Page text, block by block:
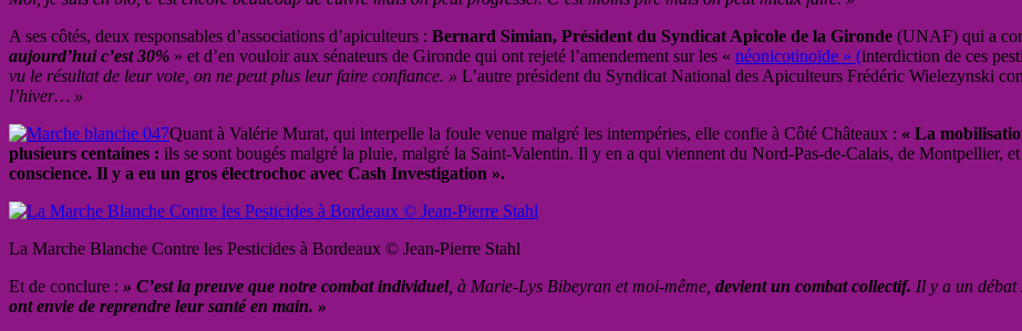
A ses côtés, deux responsables d’associations d’apiculteurs : Bernard Simian, Président du Syndicat Apicole de la Gironde (UNAF) qui a
aujourd’hui c’est 30% » et d’en vouloir aux sénateurs de Gironde qui ont rejeté l’amendement sur les « néonicotinoïde » (interdiction de ces
vu le résultat de leur vote, on ne peut plus leur faire confiance. » L’autre président du Syndicat National des Apiculteurs Frédéric Wielezynski
l’hiver… »
Quant à Valérie Murat, qui interpelle la foule venue malgré les intempéries, elle confie à Côté Châteaux : « La
plusieurs centaines : ils se sont bougés malgré la pluie, malgré la Saint-Valentin. Il y en a qui viennent du Nord-Pas-de-Calais, de Montpellier,
conscience. Il y a eu un gros électrochoc avec Cash Investigation ».
La Marche Blanche Contre les Pesticides à Bordeaux © Jean-Pierre Stahl
Et de conclure : » C’est la preuve que notre combat individuel, à Marie-Lys Bibeyran et moi-même, devient un combat collectif. Il y a un débat
ont envie de reprendre leur santé en main. »